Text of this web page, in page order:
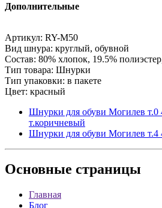
Дополнительные
Артикул: RY-M50
Вид шнура: круглый, обувной
Состав: 80% хлопок, 19.5%
Тип товара: Шнурки
Тип упаковки: в пакете
Цвет: красный
Шнурки для обуви Могилев т.0
т.коричневый
Шнурки для обуви Могилев т.4
Основные страницы
Главная
Блог